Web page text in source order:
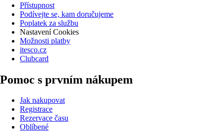
Přístupnost
Podívejte se, kam doručujeme
Poplatek za službu
Nastavení Cookies
Možnosti platby
itesco.cz
Clubcard
Pomoc s prvním nákupem
Jak nakupovat
Registrace
Rezervace času
Oblíbené